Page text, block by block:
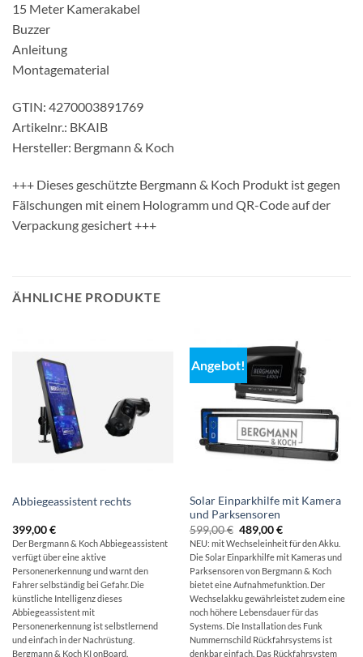
15 Meter Kamerakabel
Buzzer
Anleitung
Montagematerial
GTIN: 4270003891769
Artikelnr.: BKAIB
Hersteller: Bergmann & Koch
+++ Dieses geschützte Bergmann & Koch Produkt ist gegen
Fälschungen mit einem Hologramm und QR-Code auf der
Verpackung gesichert +++
ÄHNLICHE PRODUKTE
Abbiegeassistent rechts
399,00€
Der Bergmann & Koch Abbiegeassistent
verfügt über eine aktive
Personenerkennung und warnt den
Fahrer selbständig bei Gefahr. Die
künstliche Intelligenz dieses
Abbiegeassistent mit
Personenerkennung ist selbstlernend
und einfach in der Nachrüstung.
Bergmann & Koch KI onBoard.
Angebot!
Solar Einparkhilfe mit Kamera
und Parksensoren
599,00€ Ursprünglicher
Preis
war:
599,00 €
489,00€Aktueller
Preis
ist:
489,00 €.
NEU: mit Wechseleinheit für den Akku.
Die Solar Einparkhilfe mit Kameras und
Parksensoren von Bergmann & Koch
bietet eine Aufnahmefunktion. Der
Wechselakku gewährleistet zudem eine
noch höhere Lebensdauer für das
Systems. Die Installation des Funk
Nummernschild Rückfahrsystems ist
denkbar einfach. Das Rückfahrsystem